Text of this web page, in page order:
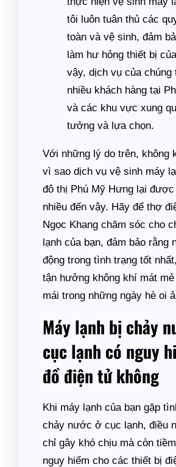
tôi luôn tuân thủ các
toàn và vệ sinh, đảm
làm hư hỏng thiết bị
vậy, dịch vụ của chúng
nhiều khách hàng tại
và các khu vực xung
tưởng và lựa chọn.
Với những lý do trên, không
vì sao dịch vụ vệ sinh máy
đô thị Phú Mỹ Hưng lại
nhiều đến vậy. Hãy để thợ
Ngọc Khang chăm sóc cho
lạnh của bạn, đảm bảo rằng
động trong tình trạng tốt
tận hưởng không khí mát
mái trong những ngày hè oi
Máy lạnh bị chảy
cục lạnh có nguy
đồ điện tử không
Khi máy lạnh của bạn gặp
chảy nước ở cục lạnh, điều
chỉ gây khó chịu mà còn
nguy hiểm cho các thiết bị